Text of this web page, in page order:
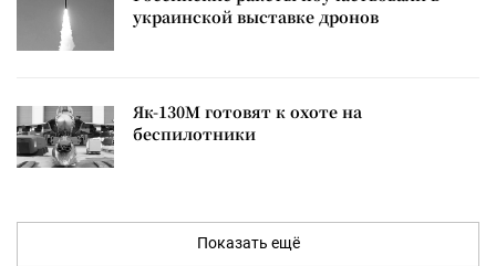
украинской выставке дронов
Як-130М готовят к охоте на
беспилотники
Показать ещё